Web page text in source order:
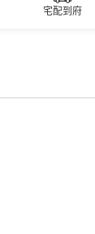
宅配到府